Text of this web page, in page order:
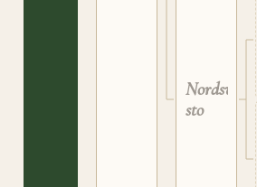
Nordsvenskt
sto